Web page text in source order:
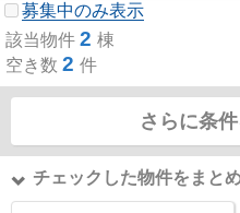
募集中のみ表示
該当物件 2 棟
空き数 2 件
さらに条
チェックした物件をまと